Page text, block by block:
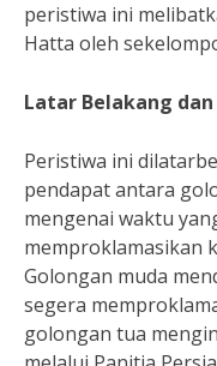
peristiwa ini
Hatta oleh
Latar Belakang
Peristiwa ini
pendapat antara
mengenai waktu
memproklamasikan
Golongan muda
segera
golongan tua